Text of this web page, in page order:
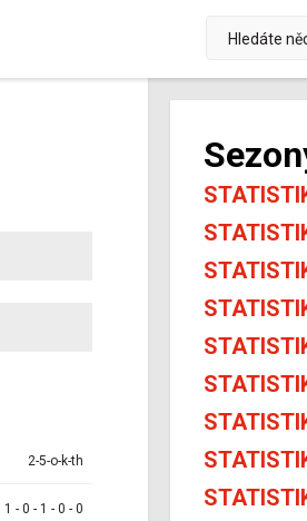
2-5-o-k-th
1 - 0 - 1 - 0 - 0